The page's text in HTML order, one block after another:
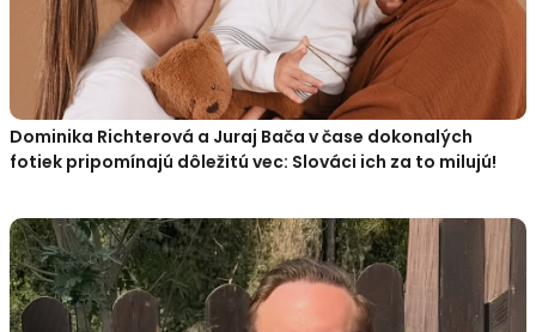
Dominika Richterová a Juraj Bača v čase dokonalých
fotiek pripomínajú dôležitú vec: Slováci ich za to milujú!